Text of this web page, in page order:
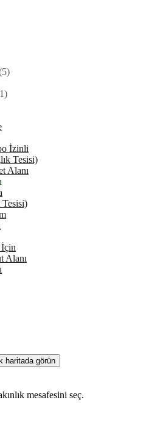
İzinli
Tesisi)
Alanı
Alanı
haritada görün
mesafesini seç.